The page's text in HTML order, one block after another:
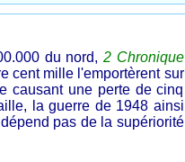
du nord, 2 Chronique
cent mille l'emportèrent sur
causant une perte de cinq
la guerre de 1948 ainsi
pas de la supériorité